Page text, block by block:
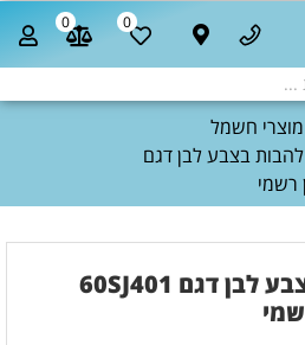
0
0
מוצרי חשמל
/ כיריים גז 4 להבות בצבע לבן דגם
כיריים גז 4 להבות בצבע לבן דגם 60SJ401